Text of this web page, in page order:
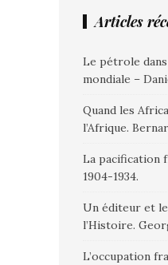
Articles
Le pétrole
mondiale –
Quand les
l’Afrique.
La pacification
1904-1934.
Un éditeur et
l’Histoire.
L’occupation